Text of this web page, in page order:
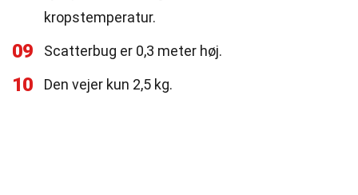
kropstemperatur.
09 Scatterbug er 0,3 meter høj.
10 Den vejer kun 2,5 kg.